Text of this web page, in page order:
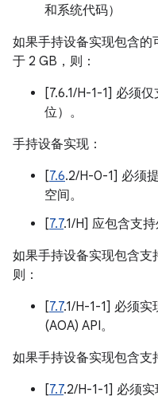
和系统代码）
如果手持设备实现包含
于 2 GB，则：
[7.6.1/H-1-1] 必须
位）。
手持设备实现：
[7.6.2/H-0-1] 必须
空间。
[7.7.1/H] 应包含支持
如果手持设备实现包含支
则：
[7.7.1/H-1-1] 必须
(AOA) API。
如果手持设备实现包含支
[7.7.2/H-1-1] 必须